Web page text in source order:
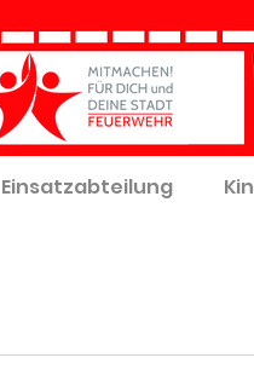
Einsatzabteilung